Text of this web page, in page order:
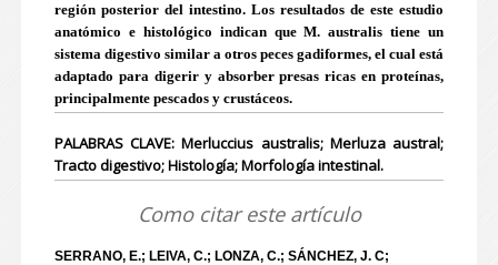
región posterior del intestino. Los resultados de este estudio
anatómico e histológico indican que M. australis tiene un
sistema digestivo similar a otros peces gadiformes, el cual está
adaptado para digerir y absorber presas ricas en proteínas,
principalmente pescados y crustáceos.
PALABRAS CLAVE: Merluccius australis; Merluza austral;
Tracto digestivo; Histología; Morfología intestinal.
Como citar este artículo
SERRANO, E.; LEIVA, C.; LONZA, C.; SÁNCHEZ, J. C;